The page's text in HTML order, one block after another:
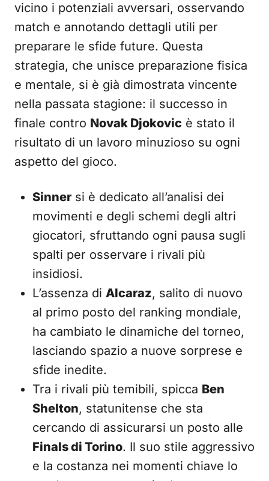
vicino i potenziali avversari, osservando
match e annotando dettagli utili per
preparare le sfide future. Questa
strategia, che unisce preparazione fisica
e mentale, si è già dimostrata vincente
nella passata stagione: il successo in
finale contro Novak Djokovic è stato il
risultato di un lavoro minuzioso su ogni
aspetto del gioco.
Sinner si è dedicato all’analisi dei
movimenti e degli schemi degli altri
giocatori, sfruttando ogni pausa sugli
spalti per osservare i rivali più
insidiosi.
L’assenza di Alcaraz, salito di nuovo
al primo posto del ranking mondiale,
ha cambiato le dinamiche del torneo,
lasciando spazio a nuove sorprese e
sfide inedite.
Tra i rivali più temibili, spicca Ben
Shelton, statunitense che sta
cercando di assicurarsi un posto alle
Finals di Torino. Il suo stile aggressivo
e la costanza nei momenti chiave lo